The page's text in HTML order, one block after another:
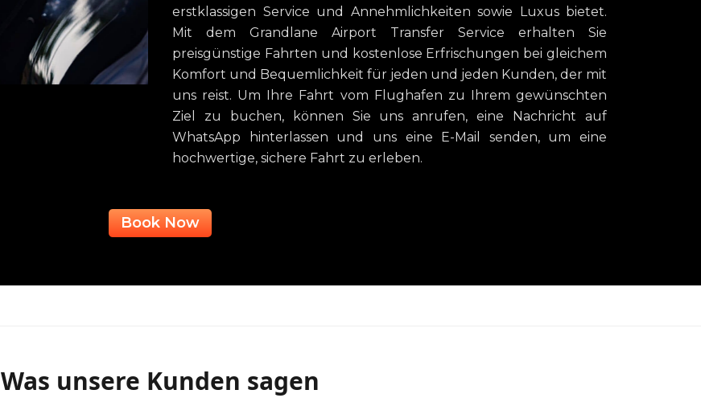
erstklassigen Service und Annehmlichkeiten sowie Luxus bietet.
Mit dem Grandlane Airport Transfer Service erhalten Sie
preisgünstige Fahrten und kostenlose Erfrischungen bei gleichem
Komfort und Bequemlichkeit für jeden und jeden Kunden, der mit
uns reist. Um Ihre Fahrt vom Flughafen zu Ihrem gewünschten
Ziel zu buchen, können Sie uns anrufen, eine Nachricht auf
WhatsApp hinterlassen und uns eine E-Mail senden, um eine
hochwertige, sichere Fahrt zu erleben.
Book Now
Was unsere Kunden sagen